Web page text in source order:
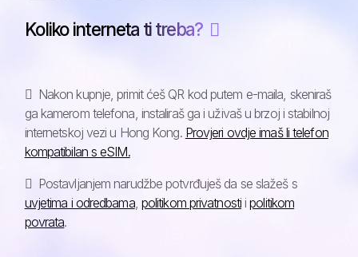
Koliko interneta ti treba?
Nakon kupnje, primit ćeš QR kod putem e-maila, skeniraš
ga kamerom telefona, instaliraš ga i uživaš u brzoj i stabilnoj
internetskoj vezi u Hong Kong. Provjeri ovdje imaš li telefon
kompatibilan s eSIM.
Postavljanjem narudžbe potvrđuješ da se slažeš s
uvjetima i odredbama, politikom privatnostiipolitikom
povrata.